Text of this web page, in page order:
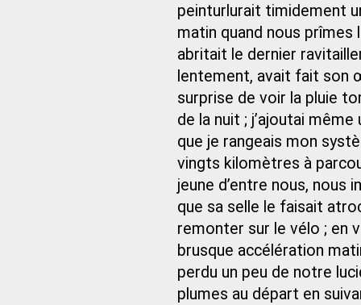
peinturlurait timidement
matin quand nous
abritait le dernier
lentement, avait fait son
surprise de voir la pluie
de la nuit ; j’ajoutai
que je rangeais mon
vingts kilomètres à
jeune d’entre nous, nous
que sa selle le faisait
remonter sur le vélo ; en
brusque accélération
perdu un peu de notre
plumes au départ en